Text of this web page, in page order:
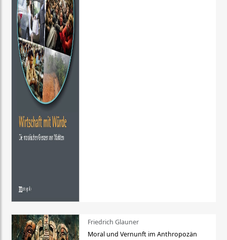
Friedrich Glauner
Moral und Vernunft im Anthropozän